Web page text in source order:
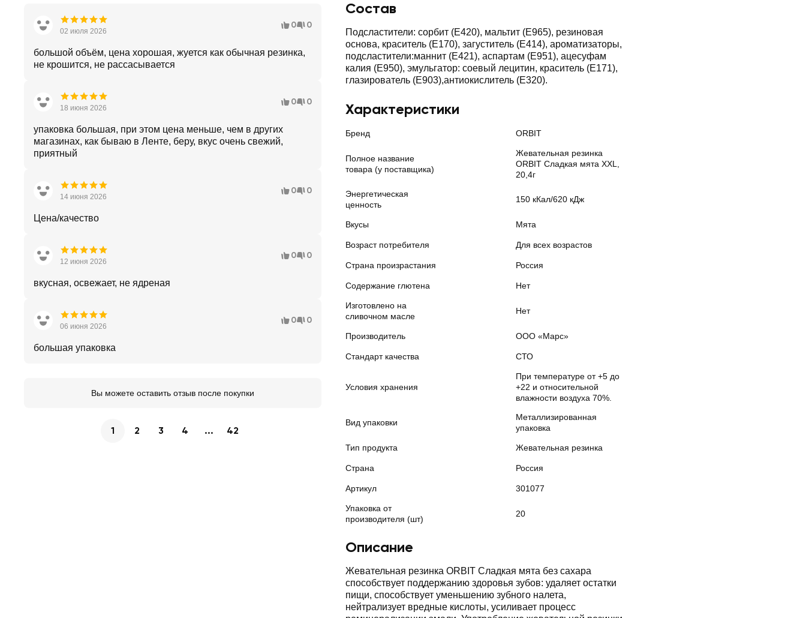
Состав
Подсластители: сорбит (Е420), мальтит (Е965), резиновая
основа, краситель (Е170), загуститель (Е414), ароматизаторы,
подсластители:маннит (Е421), аспартам (Е951), ацесуфам
калия (Е950), эмульгатор: соевый лецитин, краситель (Е171),
глазирователь (Е903),антиокислитель (Е320).
Характеристики
Бренд ORBIT
Полное название
товара (у поставщика)
Жевательная резинка
ORBIT Сладкая мята XXL,
20,4г
Энергетическая
ценность
150 кКал/620 кДж
Вкусы Мята
Возраст потребителя Для всех возрастов
Страна произрастания Россия
Содержание глютена Нет
Изготовлено на
сливочном масле
Нет
Производитель ООО «Марс»
Стандарт качества СТО
Условия хранения
При температуре от +5 до
+22 и относительной
влажности воздуха 70%.
Вид упаковки
Металлизированная
упаковка
Тип продукта Жевательная резинка
Страна Россия
Артикул 301077
Упаковка от
производителя (шт)
20
Описание
Жевательная резинка ORBIT Сладкая мята без сахара
способствует поддержанию здоровья зубов: удаляет остатки
пищи, способствует уменьшению зубного налета,
нейтрализует вредные кислоты, усиливает процесс
02 июля 2026
0 0
большой объём, цена хорошая, жуется как обычная резинка,
не крошится, не рассасывается
18 июня 2026
0 0
упаковка большая, при этом цена меньше, чем в других
магазинах, как бываю в Ленте, беру, вкус очень свежий,
приятный
14 июня 2026
0 0
Цена/качество
12 июня 2026
0 0
вкусная, освежает, не ядреная
06 июня 2026
0 0
большая упаковка
Вы можете оставить отзыв после покупки
1 2 3 4 ... 42